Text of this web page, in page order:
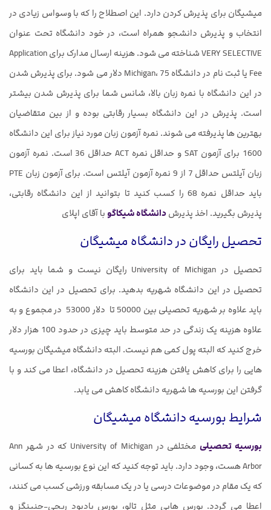
میشیگان برای پذیرش کردن دارد. این اصطلاح را که با وسواس زیادی در
انتخاب و پذیرش دانشجو همراه است، در خود دانشگاه تحت عنوان
VERY SELECTIVE شناخته می شود. هزینه ارسال مدارک برای Application
Fee یا ثبت نام در دانشگاه Michigan، 75 دلار می شود. برای پذیرش شدن
در این دانشگاه با نمره زبان بالا، شانس شما برای پذیرش شدن بیشتر
است. پذیرش در این دانشگاه بسیار رقابتی بوده و از بین متقاضیان
بهترین ها پذیرفته می شوند. نمره آزمون زبان مورد نیاز برای این دانشگاه
1600 برای آزمون SAT و حداقل نمره ACT حداقل 36 است. نمره آزمون
زبان آیلتس حداقل 7 از 9 نمره آزمون آیلتس است. برای آزمون زبان PTE
باید حداقل نمره 68 را کسب کنید تا بتوانید از این دانشگاه رقابتی،
پذیرش بگیرید. اخذ پذیرشدانشگاه شیکاگو با آقای اپلای
تحصیل رایگان در دانشگاه میشیگان
تحصیل در University of Michigan رایگان نیست و شما باید برای
تحصیل در این دانشگاه شهریه بدهید. برای تحصیل در این دانشگاه
باید علاوه بر شهریه تحصیلی بین 50000 تا دلار 53000 در مجموع و به
علاوه هزینه یک زندگی در حد متوسط باید چیزی در حدود 100 هزار دلار
خرج کنید که البته پول کمی هم نیست. البته دانشگاه میشیگان بورسیه
هایی را برای کاهش یافتن هزینه تحصیل در دانشگاه، اعطا می کند و با
گرفتن این بورسیه ها شهریه دانشگاه کاهش می یابد.
شرایط بورسیه دانشگاه میشیگان
بورسیه تحصیلی
مختلفی در University of Michigan که در شهر Ann
Arbor هست، وجود دارد. باید توجه کنید که این نوع بورسیه ها به کسانی
که یک مقام در موضوعات درسی یا در یک مسابقه ورزشی کسب می کنند،
اعطا می گردد. بورس هایی مثل تالو، بورس یادبود ریچی-جنینگز و